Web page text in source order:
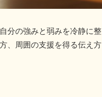
分の強みと弱みを冷静に整
、周囲の支援を得る伝え方